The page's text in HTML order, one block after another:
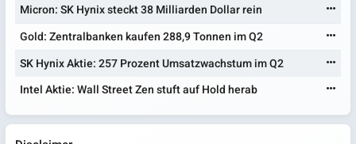
Micron: SK Hynix steckt 38 Milliarden Dollar rein
Gold: Zentralbanken kaufen 288,9 Tonnen im Q2
SK Hynix Aktie: 257 Prozent Umsatzwachstum im Q2
Intel Aktie: Wall Street Zen stuft auf Hold herab